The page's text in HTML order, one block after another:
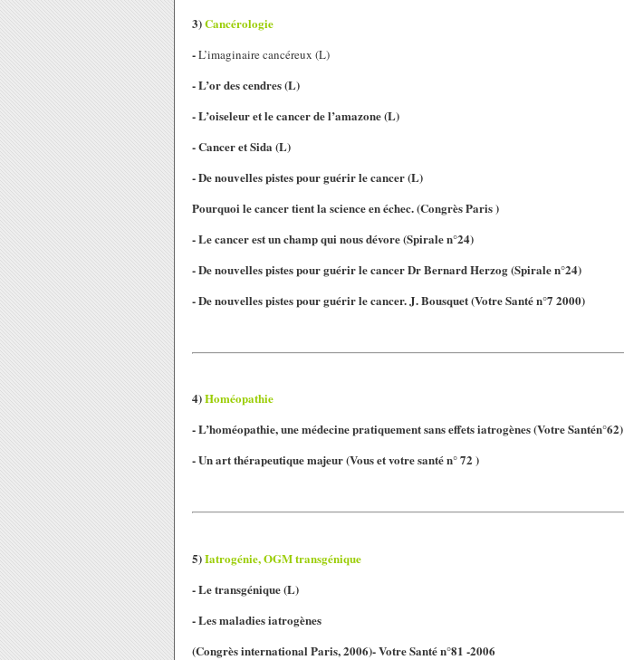
3)Cancérologie
-L’imaginaire cancéreux (L)
- L’or des cendres (L)
- L’oiseleur et le cancer de l’amazone (L)
- Cancer et Sida (L)
- De nouvelles pistes pour guérir le cancer (L)
Pourquoi le cancer tient la science en échec.(Congrès Paris )
- Le cancer est un champ qui nous dévore(Spirale n°24)
- De nouvelles pistes pour guérir le cancer Dr Bernard Herzog(Spirale n°24)
- De nouvelles pistes pour guérir le cancer. J. Bousquet(Votre Santé n°7 2000)
4)Homéopathie
- L’homéopathie, une médecine pratiquement sans effets iatrogènes(Votre Santén°62)
- Un art thérapeutique majeur(Vous et votre santé n° 72 )
5)Iatrogénie, OGM transgénique
- Le transgénique (L)
- Les maladies iatrogènes
(Congrès international Paris, 2006)- Votre Santé n°81 -2006